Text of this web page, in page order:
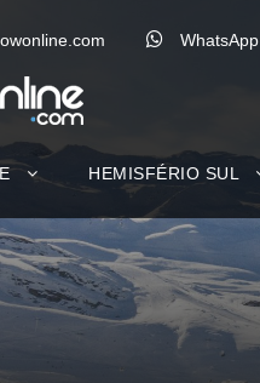
WhatsApp
HEMISFÉRIO SUL